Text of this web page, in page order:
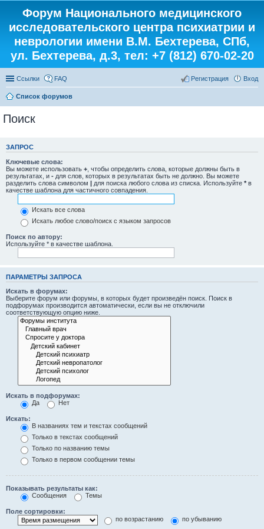
Форум Национального медицинского
исследовательского центра психиатрии и
неврологии имени В.М. Бехтерева, СПб,
ул. Бехтерева, д.3, тел: +7 (812) 670-02-20
Ссылки FAQ Вход
Регистрация
Список форумов
Поиск
ЗАПРОС
Ключевые слова:
Вы можете использовать + , чтобы определить слова, которые должны быть в
результатах, и - для слов, которых в результатах быть не должно. Вы можете
разделить слова символом | для поиска любого слова из списка. Используйте * в
качестве шаблона для частичного совпадения.
Искать все слова
Искать любое слово/поиск с языком запросов
Поиск по автору:
Используйте * в качестве шаблона.
ПАРАМЕТРЫ ЗАПРОСА
Искать в форумах:
Выберите форум или форумы, в которых будет произведён поиск. Поиск в
подфорумах производится автоматически, если вы не отключили
соответствующую опцию ниже.
Искать в подфорумах:
Да
Нет
Искать:
В названиях тем и текстах сообщений
Только в текстах сообщений
Только по названию темы
Только в первом сообщении темы
Показывать результаты как:
Сообщения
Темы
Поле сортировки:
по возрастанию
по убыванию